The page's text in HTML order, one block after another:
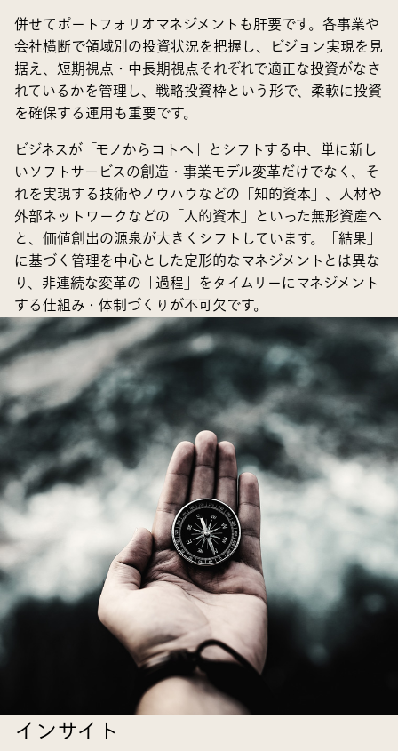
併せてポートフォリオマネジメントも肝要です。各事業や
会社横断で領域別の投資状況を把握し、ビジョン実現を見
据え、短期視点・中長期視点それぞれで適正な投資がなさ
れているかを管理し、戦略投資枠という形で、柔軟に投資
を確保する運用も重要です。
ビジネスが「モノからコトへ」とシフトする中、単に新し
いソフトサービスの創造・事業モデル変革だけでなく、そ
れを実現する技術やノウハウなどの「知的資本」、人材や
外部ネットワークなどの「人的資本」といった無形資産へ
と、価値創出の源泉が大きくシフトしています。「結果」
に基づく管理を中心とした定形的なマネジメントとは異な
り、非連続な変革の「過程」をタイムリーにマネジメント
する仕組み・体制づくりが不可欠です。
インサイト